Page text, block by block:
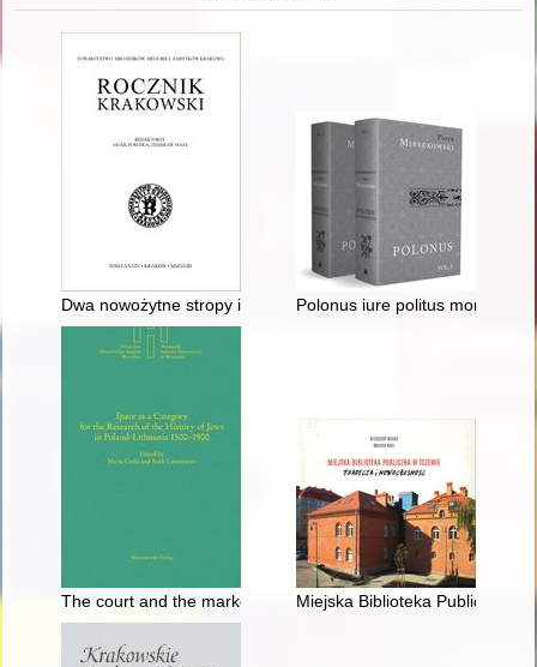
Dwa nowożytne stropy i ich dekoracje w kamienicy
Polonus iure politus mores
The court and the market - Jewish-Christian spaces in the
Miejska Biblioteka Publiczna w